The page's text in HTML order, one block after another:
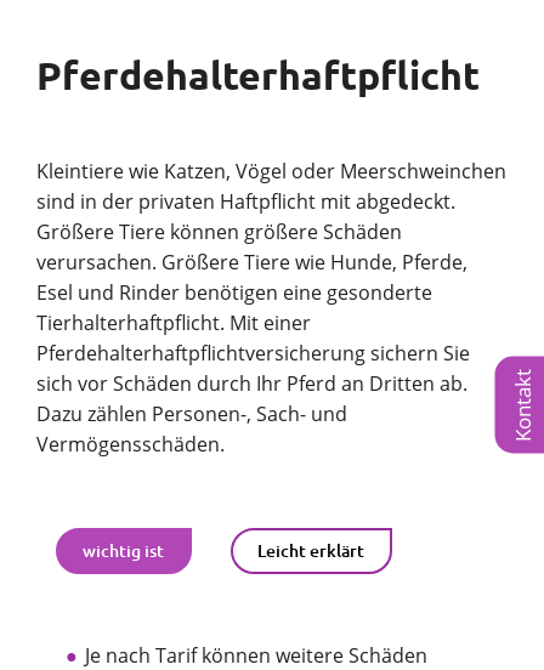
Pferdehalterhaftpflicht
Kleintiere wie Katzen, Vögel oder Meerschweinchen
sind in der privaten Haftpflicht mit abgedeckt.
Größere Tiere können größere Schäden
verursachen. Größere Tiere wie Hunde, Pferde,
Esel und Rinder benötigen eine gesonderte
Tierhalterhaftpflicht. Mit einer
Pferdehalterhaftpflichtversicherung sichern Sie
sich vor Schäden durch Ihr Pferd an Dritten ab.
Dazu zählen Personen-, Sach- und
Vermögensschäden.
wichtig ist Leicht erklärt
Je nach Tarif können weitere Schäden
Kontakt